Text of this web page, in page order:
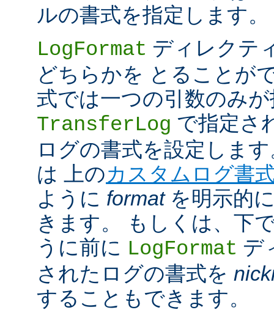
ルの書式を指定します。
LogFormat ディレクテ
どちらかを とることが
式では一つの引数のみ
TransferLog で指定さ
ログの書式を設定しま
は 上のカスタムログ書
ように formatを明示的
きます。 もしくは、下
うに前に LogFormat デ
されたログの書式を
することもできます。